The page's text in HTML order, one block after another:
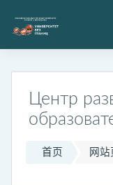
Центр
首页 网站